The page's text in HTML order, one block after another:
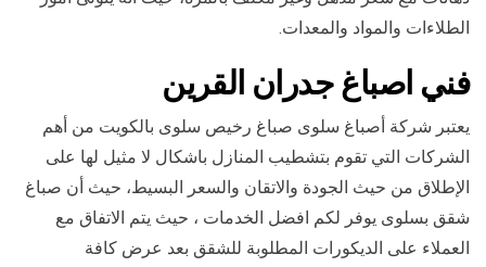
الطلاءات والمواد والمعدات.
فني اصباغ جدران القرين
يعتبر شركة أصباغ سلوى صباغ رخيص سلوى بالكويت من أهم
الشركات التي تقوم بتشطيب المنازل باشكال لا مثيل لها على
الإطلاق من حيث الجودة والاتقان والسعر البسيط، حيث أن صباغ
شقق بسلوى يوفر لكم افضل الخدمات ، حيث يتم الاتفاق مع
العملاء على الديكورات المطلوبة للشقق بعد عرض كافة